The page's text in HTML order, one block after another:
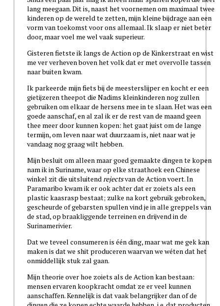
lang meegaan. Dit is, naast het voornemen om maximaal twee
kinderen op de wereld te zetten, mijn kleine bijdrage aan een
vorm van toekomst voor ons allemaal. Ik slaap er niet beter
door, maar voel me wel vaak superieur.
Gisteren fietste ik langs de Action op de Kinkerstraat en wist
me ver verheven boven het volk dat er met overvolle tassen
naar buiten kwam.
Ik parkeerde mijn fiets bij de meesterslijper en kocht er een
gietijzeren theepot die Nadims kleinkinderen nog zullen
gebruiken om elkaar de hersens mee in te slaan. Het was een
goede aanschaf, en al zal ik er de rest van de maand geen
thee meer door kunnen kopen: het gaat juist om de lange
termijn, om leven naar wat duurzaam is, niet naar wat je
vandaag nog graag wilt hebben.
Mijn besluit om alleen maar goed gemaakte dingen te kopen
nam ik in Suriname, waar op elke straathoek een Chinese
winkel zit die uitsluitend rejectsvan de Action voert. In
Paramaribo kwam ik er ook achter dat er zoiets als een
plastic kaasrasp bestaat; zulke na kort gebruik gebroken,
gescheurde of gebarsten spullen vind je in alle greppels van
de stad, op braakliggende terreinen en drijvend in de
Surinamerivier.
Dat we teveel consumeren is één ding, maar wat me gek kan
maken is dat we shit produceren waarvan we wéten dat het
onmiddellijk stuk zal gaan.
Mijn theorie over hoe zoiets als de Action kan bestaan:
mensen ervaren koopkracht omdat ze er veel kunnen
aanschaffen. Kennelijk is dat vaak belangrijker dan of de